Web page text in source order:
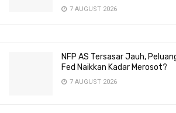
7 AUGUST 2026
NFP AS Tersasar Jauh,
Fed Naikkan Kadar Merosot?
7 AUGUST 2026